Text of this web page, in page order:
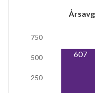
250
500
750
607